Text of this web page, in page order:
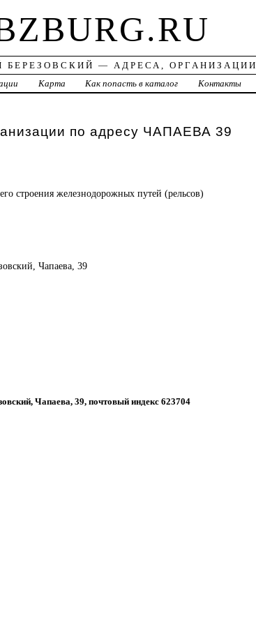
БЕРЕЗОВСКИЙ — АДРЕСА, ОРГАНИЗАЦИИ
Карта Как попасть в каталог Контакты
по адресу ЧАПАЕВА 39
строения железнодорожных путей (рельсов)
Чапаева, 39
Чапаева, 39, почтовый индекс 623704